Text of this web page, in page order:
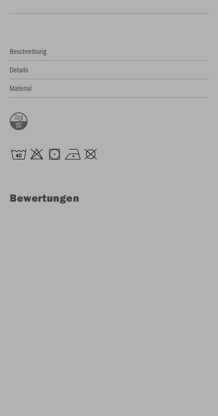
Beschreibung
Details
Material
Bewertungen